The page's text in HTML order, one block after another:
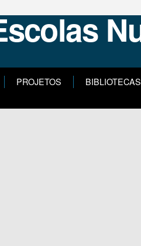
PROJETOS BIBLIOTECAS